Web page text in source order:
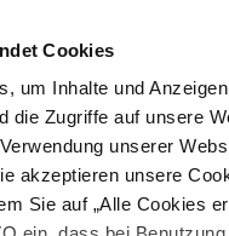
Cookies
um Inhalte und
die Zugriffe auf unsere
unserer
akzeptieren unsere
Sie auf „Alle Cookies